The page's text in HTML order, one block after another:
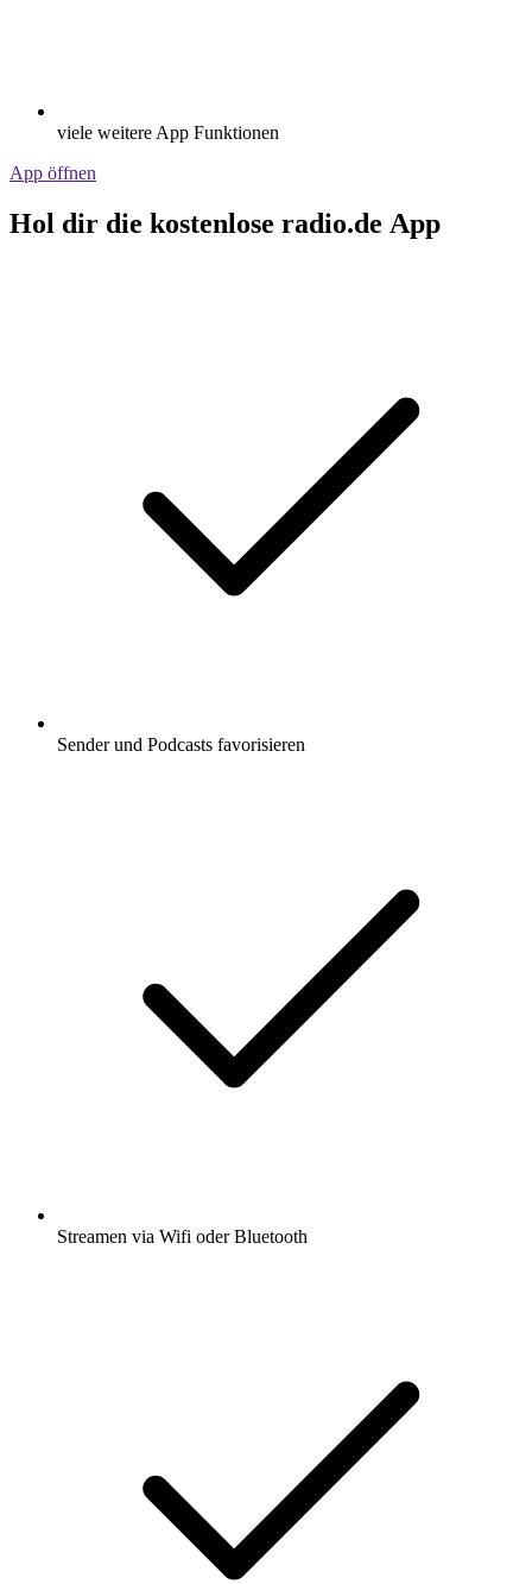
viele weitere App Funktionen
App öffnen
Hol dir die kostenlose radio.de App
Sender und Podcasts favorisieren
Streamen via Wifi oder Bluetooth